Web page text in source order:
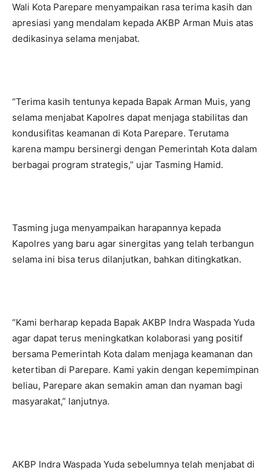
Wali Kota Parepare menyampaikan rasa terima kasih dan
apresiasi yang mendalam kepada AKBP Arman Muis atas
dedikasinya selama menjabat.
“Terima kasih tentunya kepada Bapak Arman Muis, yang
selama menjabat Kapolres dapat menjaga stabilitas dan
kondusifitas keamanan di Kota Parepare. Terutama
karena mampu bersinergi dengan Pemerintah Kota dalam
berbagai program strategis,” ujar Tasming Hamid.
Tasming juga menyampaikan harapannya kepada
Kapolres yang baru agar sinergitas yang telah terbangun
selama ini bisa terus dilanjutkan, bahkan ditingkatkan.
“Kami berharap kepada Bapak AKBP Indra Waspada Yuda
agar dapat terus meningkatkan kolaborasi yang positif
bersama Pemerintah Kota dalam menjaga keamanan dan
ketertiban di Parepare. Kami yakin dengan kepemimpinan
beliau, Parepare akan semakin aman dan nyaman bagi
masyarakat,” lanjutnya.
AKBP Indra Waspada Yuda sebelumnya telah menjabat di